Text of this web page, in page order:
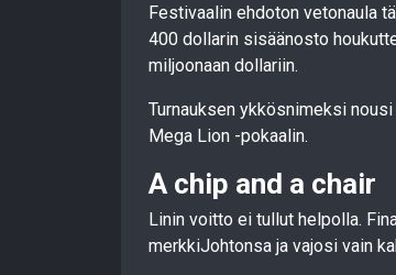
Festivaalin ehdoton vetonaula
400 dollarin sisäänosto
miljoonaan dollariin.
Turnauksen ykkösnimeksi
Mega Lion -pokaalin.
A chip and a chair
Linin voitto ei tullut helpolla.
merkkiJohtonsa ja vajosi vain